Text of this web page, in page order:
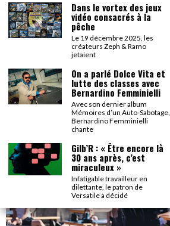
Dans le vortex des jeux
vidéo consacrés à la
pêche
Le 19 décembre 2025, les
créateurs Zeph & Ramo
jetaient
On a parlé Dolce Vita et
lutte des classes avec
Bernardino Femminielli
Avec son dernier album
Mémoires d’un Auto-Sabotage,
Bernardino Femminielli
chante
Gilb’R : « Être encore là
30 ans après, c’est
miraculeux »
Infatigable travailleur en
dilettante, le patron de
Versatile a décidé